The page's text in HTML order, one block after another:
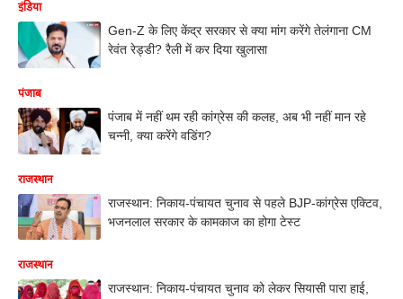
इंडिया
Gen-Z के लिए केंद्र सरकार से क्या मांग करेंगे तेलंगाना CM
रेवंत रेड्डी? रैली में कर दिया खुलासा
पंजाब
पंजाब में नहीं थम रही कांग्रेस की कलह, अब भी नहीं मान रहे
चन्नी, क्या करेंगे वडिंग?
राजस्थान
राजस्थान: निकाय-पंचायत चुनाव से पहले BJP-कांग्रेस एक्टिव,
भजनलाल सरकार के कामकाज का होगा टेस्ट
राजस्थान
राजस्थान: निकाय-पंचायत चुनाव को लेकर सियासी पारा हाई,